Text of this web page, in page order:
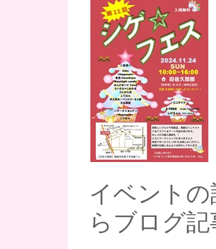
イベント
らブログ